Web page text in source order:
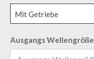
Mit Getriebe
Ausgangs Wellengröße